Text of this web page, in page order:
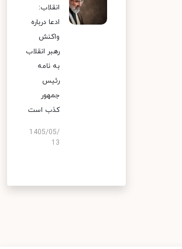
انقلاب:
ادعا درباره
واکنش
رهبر انقلاب
به نامه
رئیس
جمهور
کذب است
1405/05/
13